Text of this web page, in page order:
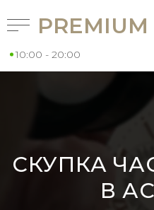
PREMIUM
10:00 - 20:00
СКУПКА
В